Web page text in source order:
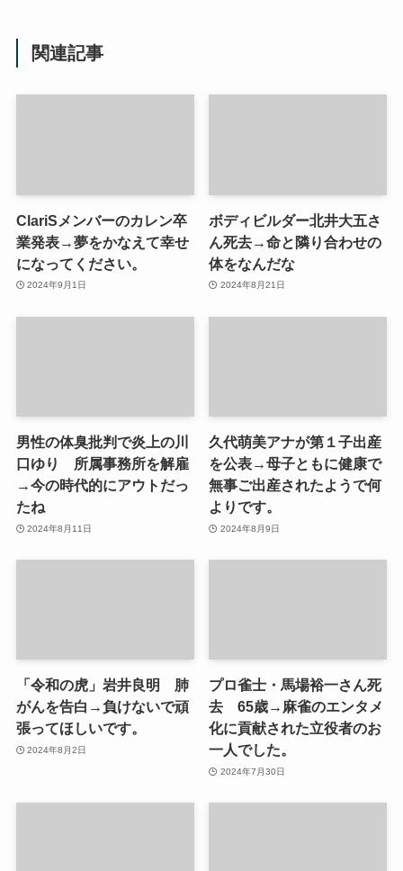
関連記事
ClariSメンバーのカレン卒
業発表→夢をかなえて幸せ
になってください。
2024年9月1日
ボディビルダー北井大五さ
ん死去→命と隣り合わせの
体をなんだな
2024年8月21日
男性の体臭批判で炎上の川
口ゆり 所属事務所を解雇
→今の時代的にアウトだっ
たね
2024年8月11日
久代萌美アナが第１子出産
を公表→母子ともに健康で
無事ご出産されたようで何
よりです。
2024年8月9日
「令和の虎」岩井良明 肺
がんを告白→負けないで頑
張ってほしいです。
2024年8月2日
プロ雀士・馬場裕一さん死
去 65歳→麻雀のエンタメ
化に貢献された立役者のお
一人でした。
2024年7月30日